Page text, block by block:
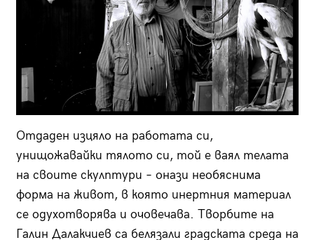
Отдаден изцяло на работата си,
унищожавайки тялото си, той е ваял телата
на своите скулптури – онази необяснима
форма на живот, в която инертния материал
се одухотворява и очовечава. Творбите на
Галин Далакчиев са белязали градската среда на